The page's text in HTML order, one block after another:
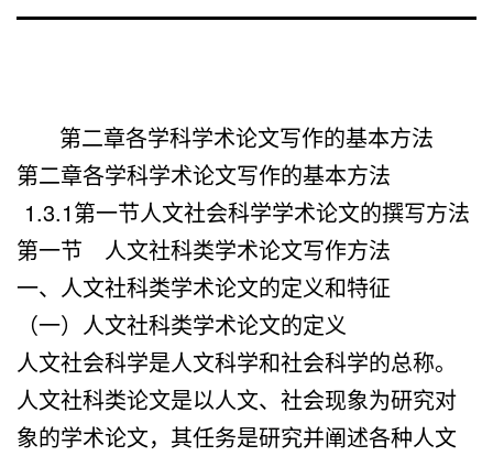
第二章各学科学术论文写作的基本方法
第二章各学科学术论文写作的基本方法
1.3.1第一节人文社会科学学术论文的撰写方法
第一节 人文社科类学术论文写作方法
一、人文社科类学术论文的定义和特征
（一）人文社科类学术论文的定义
人文社会科学是人文科学和社会科学的总称。
人文社科类论文是以人文、社会现象为研究对
象的学术论文，其任务是研究并阐述各种人文